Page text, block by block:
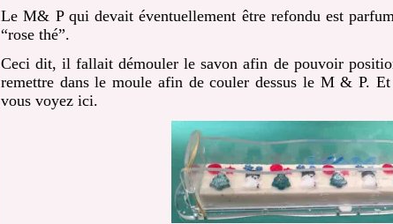
Le M& P qui devait éventuellement être refondu est
“rose thé”.
Ceci dit, il fallait démouler le savon afin de pouvoir
remettre dans le moule afin de couler dessus le M & P.
vous voyez ici.